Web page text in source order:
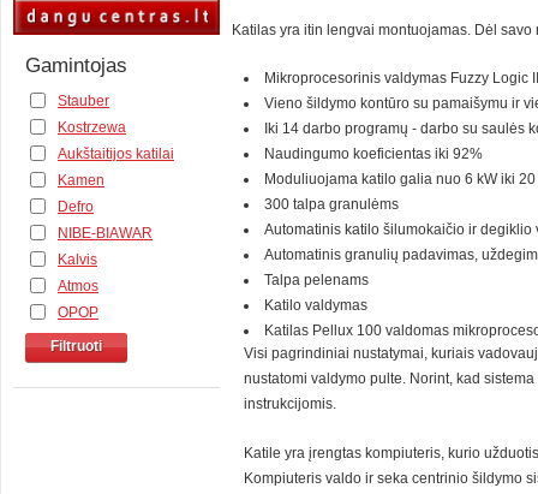
Gamintojas
Stauber
Kostrzewa
Aukštaitijos katilai
Kamen
Defro
NIBE-BIAWAR
Kalvis
Atmos
OPOP
Filtruoti
Katilas yra itin lengvai montuojamas. Dėl
Mikroprocesorinis valdymas Fuzzy Logic II
Vieno šildymo kontūro su pamaišymu ir
Iki 14 darbo programų - darbo su
Naudingumo koeficientas iki 92%
Moduliuojama katilo galia nuo 6 kW iki 20
300 talpa granulėms
Automatinis katilo šilumokaičio ir degiklio
Automatinis granulių padavimas,
Talpa pelenams
Katilo valdymas
Katilas Pellux 100 valdomas
Visi pagrindiniai nustatymai, kuriais
nustatomi valdymo pulte. Norint, kad
instrukcijomis.
Katile yra įrengtas kompiuteris, kurio
Kompiuteris valdo ir seka centrinio šildymo